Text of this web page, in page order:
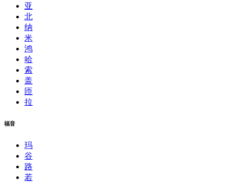
亚
北
纳
米
鸿
哈
索
盖
匝
拉
福音
玛
谷
路
若